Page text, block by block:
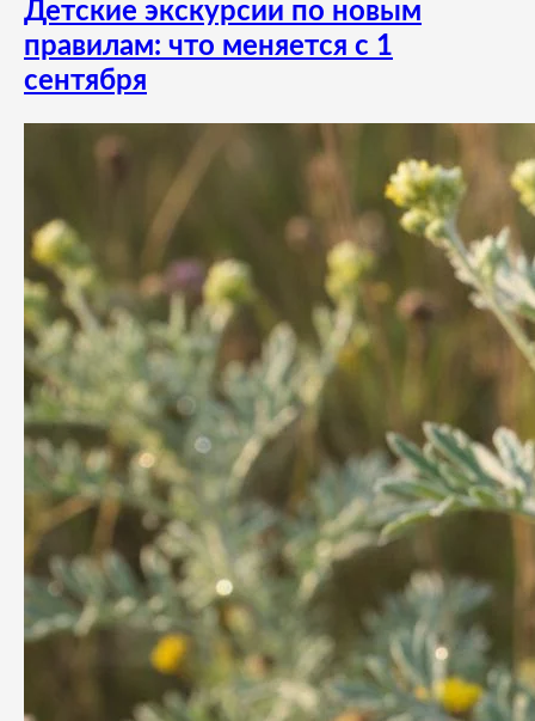
Детские экскурсии по новым
правилам: что меняется с 1
сентября